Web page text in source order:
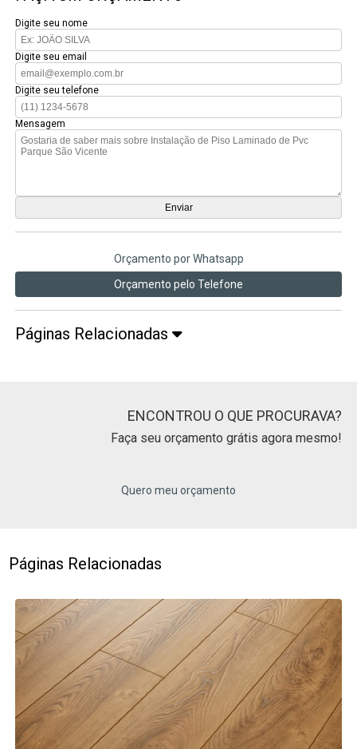
Digite seu nome
Digite seu email
Digite seu telefone
Mensagem
Orçamento por Whatsapp
Orçamento pelo Telefone
Páginas Relacionadas
ENCONTROU O QUE PROCURAVA?
Faça seu orçamento grátis agora mesmo!
Quero meu orçamento
Páginas Relacionadas